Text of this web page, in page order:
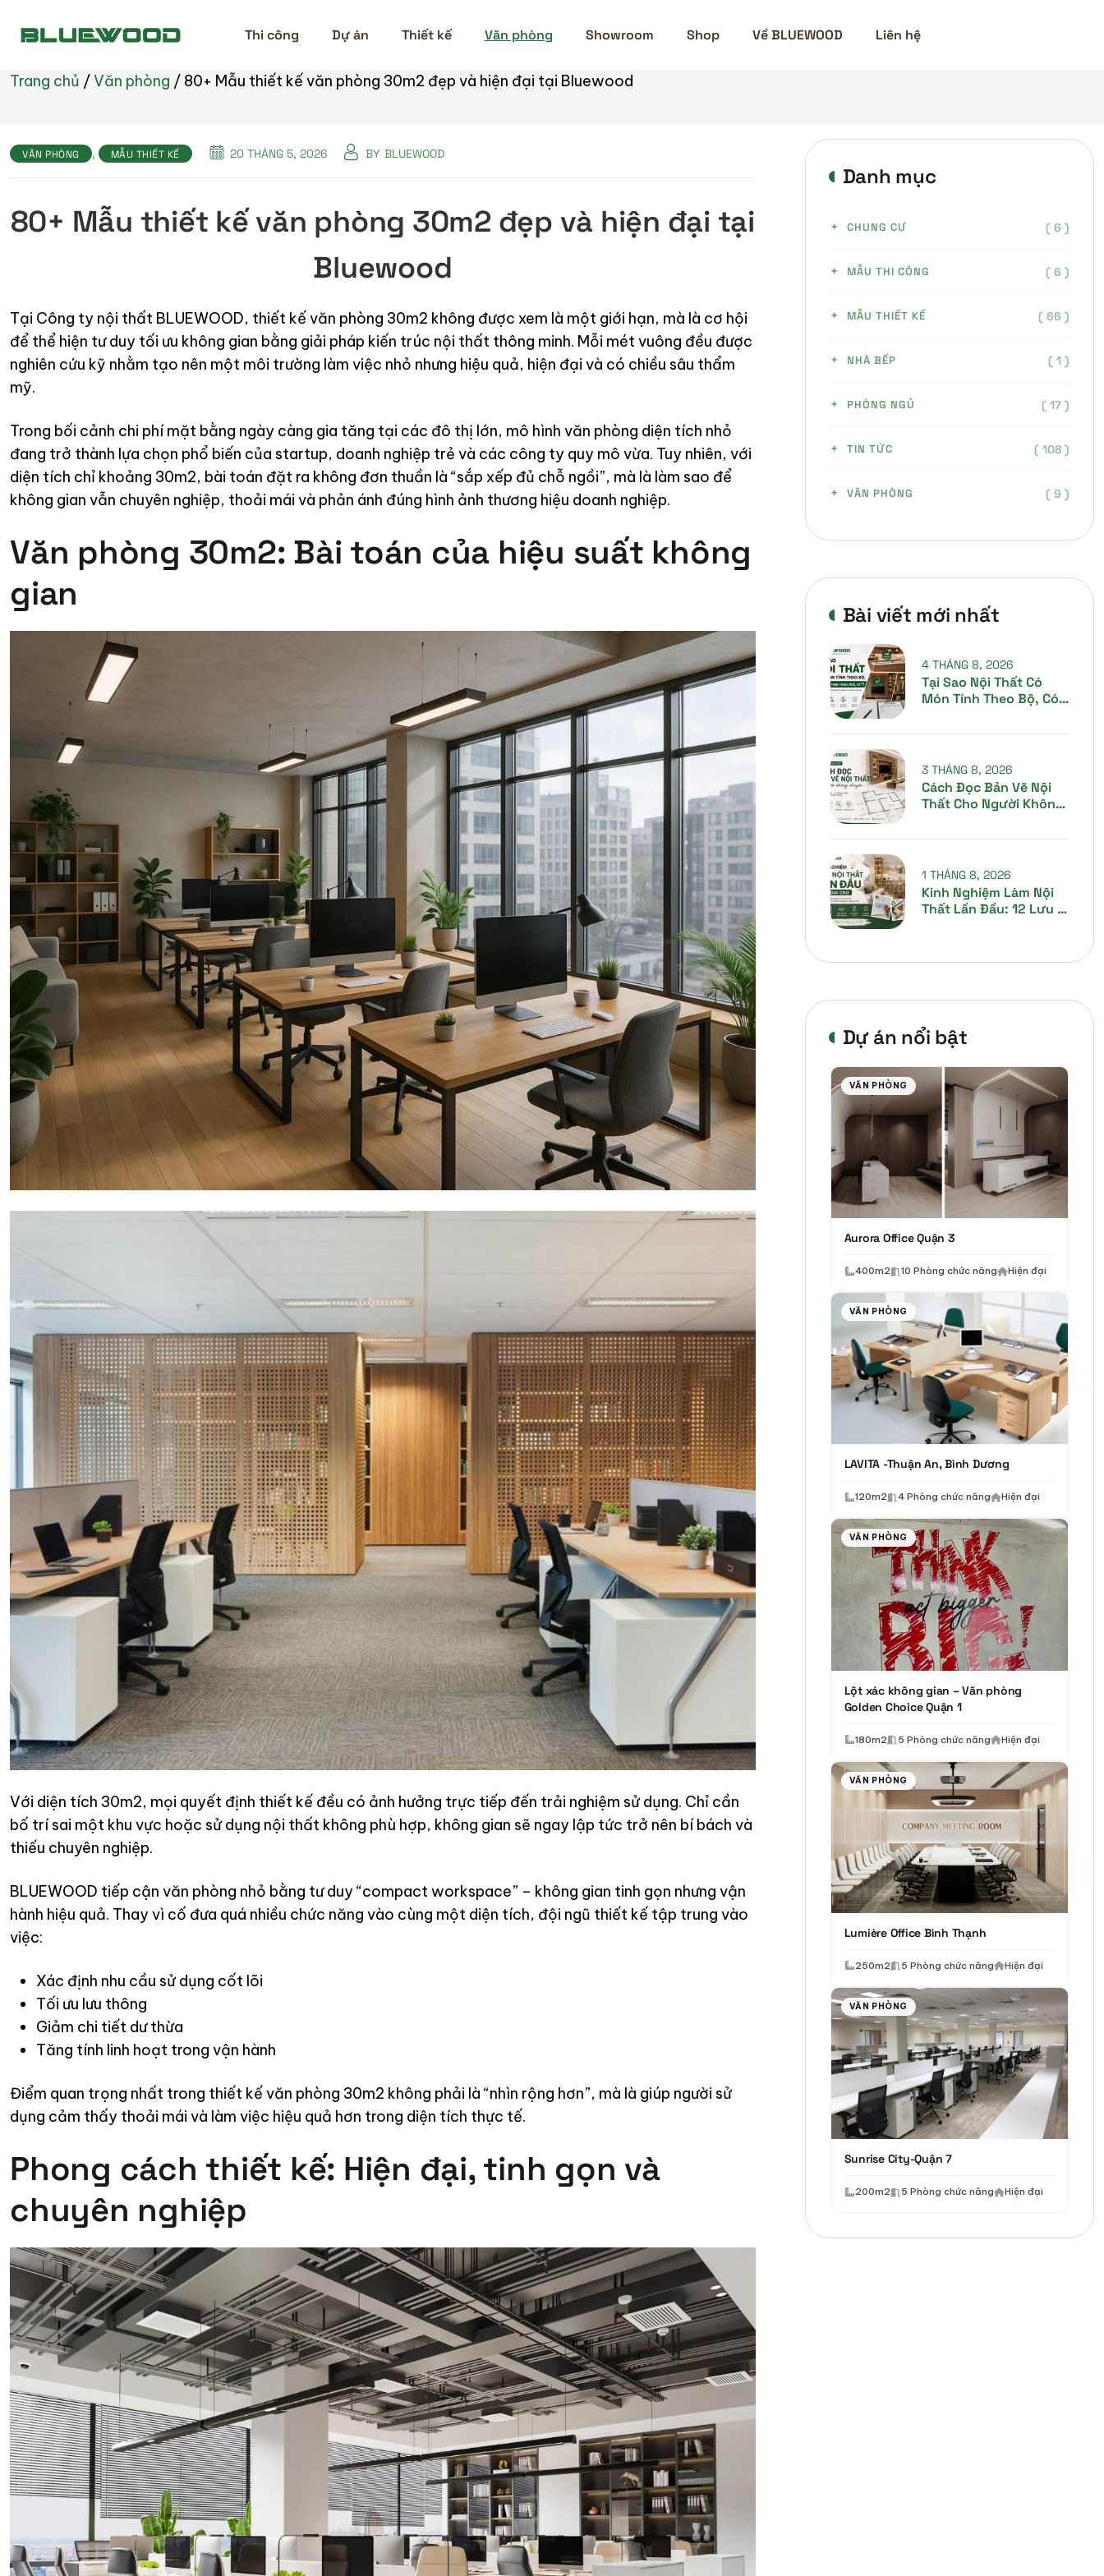
Thi công Dự án Thiết kế Văn phòng Showroom Shop Về BLUEWOOD Liên hệ
Trang chủ /Văn phòng / 80+ Mẫu thiết kế văn phòng 30m2 đẹp và hiện đại tại Bluewood
VĂN PHÒNG , MẪU THIẾT KẾ 20 THÁNG 5, 2026 BY BLUEWOOD
80+ Mẫu thiết kế văn phòng 30m2 đẹp và hiện đại tại
Bluewood
Tại Công ty nội thất BLUEWOOD, thiết kế văn phòng 30m2 không được xem là một giới hạn, mà là cơ hội
để thể hiện tư duy tối ưu không gian bằng giải pháp kiến trúc nội thất thông minh. Mỗi mét vuông đều được
nghiên cứu kỹ nhằm tạo nên một môi trường làm việc nhỏ nhưng hiệu quả, hiện đại và có chiều sâu thẩm
mỹ.
Trong bối cảnh chi phí mặt bằng ngày càng gia tăng tại các đô thị lớn, mô hình văn phòng diện tích nhỏ
đang trở thành lựa chọn phổ biến của startup, doanh nghiệp trẻ và các công ty quy mô vừa. Tuy nhiên, với
diện tích chỉ khoảng 30m2, bài toán đặt ra không đơn thuần là “sắp xếp đủ chỗ ngồi”, mà là làm sao để
không gian vẫn chuyên nghiệp, thoải mái và phản ánh đúng hình ảnh thương hiệu doanh nghiệp.
Văn phòng 30m2: Bài toán của hiệu suất không
gian
Với diện tích 30m2, mọi quyết định thiết kế đều có ảnh hưởng trực tiếp đến trải nghiệm sử dụng. Chỉ cần
bố trí sai một khu vực hoặc sử dụng nội thất không phù hợp, không gian sẽ ngay lập tức trở nên bí bách và
thiếu chuyên nghiệp.
BLUEWOOD tiếp cận văn phòng nhỏ bằng tư duy “compact workspace” – không gian tinh gọn nhưng vận
hành hiệu quả. Thay vì cố đưa quá nhiều chức năng vào cùng một diện tích, đội ngũ thiết kế tập trung vào
việc:
Xác định nhu cầu sử dụng cốt lõi
Tối ưu lưu thông
Giảm chi tiết dư thừa
Tăng tính linh hoạt trong vận hành
Điểm quan trọng nhất trong thiết kế văn phòng 30m2 không phải là “nhìn rộng hơn”, mà là giúp người sử
dụng cảm thấy thoải mái và làm việc hiệu quả hơn trong diện tích thực tế.
Phong cách thiết kế: Hiện đại, tinh gọn và
chuyên nghiệp
Danh mục
CHUNG CƯ ( 6 )
MẪU THI CÔNG ( 6 )
MẪU THIẾT KẾ ( 66 )
NHÀ BẾP ( 1 )
PHÒNG NGỦ ( 17 )
TIN TỨC ( 108 )
VĂN PHÒNG ( 9 )
Bài viết mới nhất
Tại Sao Nội Thất Có
Món Tính Theo Bộ, Có
Không Nhầm Khi Nhận
Báo Giá
4 THÁNG 8, 2026
Cách Đọc Bản Vẽ Nội
Thất Cho Người Không
3 THÁNG 8, 2026
Kinh Nghiệm Làm Nội
Thất Lần Đầu: 12 Lưu Ý
Lầm
1 THÁNG 8, 2026
Dự án nổi bật
VĂN PHÒNG
Aurora Office Quận 3
400m2 10 Phòng chức năng Hiện đại
VĂN PHÒNG
LAVITA -Thuận An, Bình Dương
120m2 4 Phòng chức năng Hiện đại
VĂN PHÒNG
Lột xác không gian – Văn phòng
Golden Choice Quận 1
180m2 5 Phòng chức năng Hiện đại
VĂN PHÒNG
Lumière Office Bình Thạnh
250m2 5 Phòng chức năng Hiện đại
VĂN PHÒNG
Sunrise City-Quận 7
200m2 5 Phòng chức năng Hiện đại